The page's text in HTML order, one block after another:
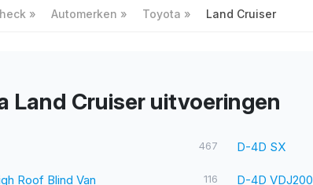
Automerken Toyota Land Cruiser
Land Cruiser uitvoeringen
467 D-4D SX
Roof Blind Van 116 D-4D VDJ200